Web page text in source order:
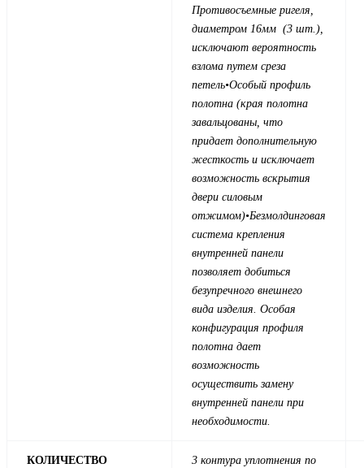
Противосъемные ригеля,
диаметром 16мм (3 шт.),
исключают вероятность
взлома путем среза
петель•Особый профиль
полотна (края полотна
завальцованы, что
придает дополнительную
жесткость и исключает
возможность вскрытия
двери силовым
отжимом)•Безмолдинговая
система крепления
внутренней панели
позволяет добиться
безупречного внешнего
вида изделия. Особая
конфигурация профиля
полотна дает
возможность
осуществить замену
внутренней панели при
необходимости.
КОЛИЧЕСТВО
3 контура уплотнения по